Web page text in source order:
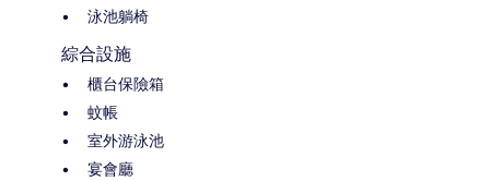
泳池躺椅
綜合設施
櫃台保險箱
蚊帳
室外游泳池
宴會廳